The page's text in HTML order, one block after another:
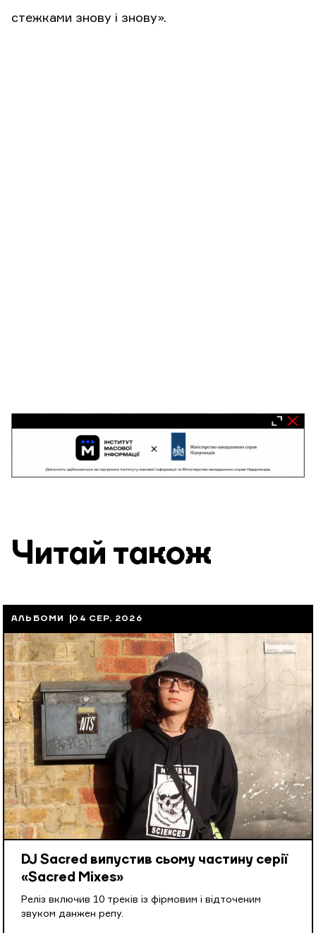
стежками знову і знову».
Читай також
АЛЬБОМИ 04 СЕР, 2026
DJ Sacred випустив сьому частину серії
«Sacred Mixes»
Реліз включив 10 треків із фірмовим і відточеним
звуком данжен репу.